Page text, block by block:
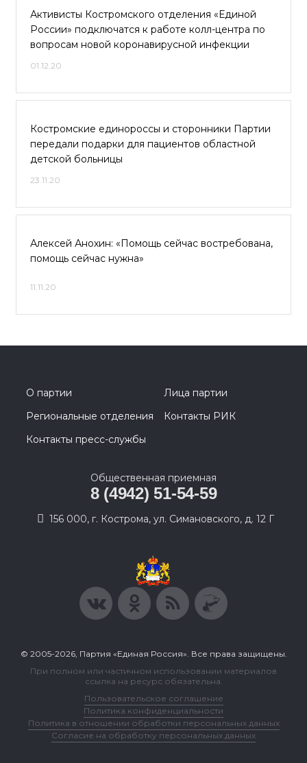
Активисты Костромского отделения «Единой
России» подключатся к работе колл-центра по
вопросам новой коронавирусной инфекции
01.12.20
Костромские единороссы и сторонники Партии
передали подарки для пациентов областной
детской больницы
23.11.20
Алексей Анохин: «Помощь сейчас востребована,
помощь сейчас нужна»
11.11.20
О партии
Лица партии
Региональные отделения
Контакты РИК
Контакты пресс-службы
Общественная приемная
8 (4942) 51-54-59
156 000, г. Кострома, ул. Симановского, д. 12 Г
© 2005-2026, Партия «Единая Россия». Все права защищены.
При полном или частичном использовании материалов
ссылка на ресурс обязательна.
Пользовательское соглашение
Политика конфиденциальности
Политика в отношении обработки персональных данных
Согласие на обработку персональных данных